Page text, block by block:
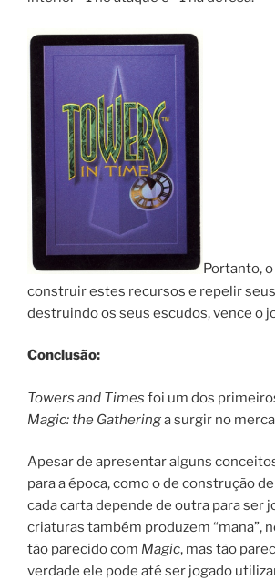
Portanto,
construir estes recursos e repelir
destruindo os seus escudos, vence o
Conclusão:
Towers and Times foi um dos
Magic: the Gatheringa surgir no
Apesar de apresentar alguns
para a época, como ode construção
cada carta depende de outra para ser
criaturas também produzem “mana”,
tão parecido com Magic, mas tão
verdade ele pode até ser jogado